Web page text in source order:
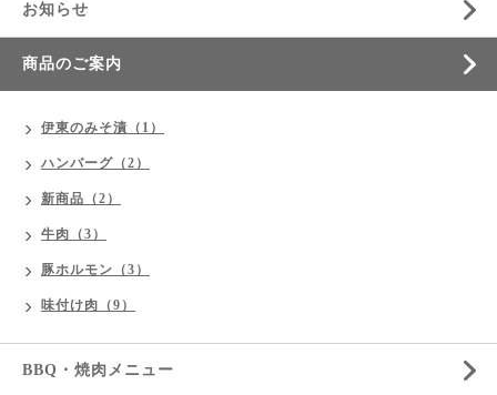
お知らせ
商品のご案内
伊東のみそ漬（1）
ハンバーグ（2）
新商品（2）
牛肉（3）
豚ホルモン（3）
味付け肉（9）
BBQ・焼肉メニュー